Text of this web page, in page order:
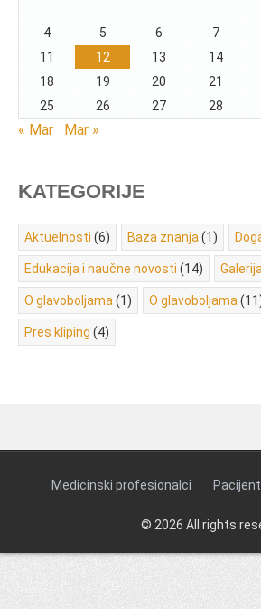
4
5 6 7
11
12 13 14
18
19 20 21
25
26 27 28
« Mar Mar »
KATEGORIJE
Aktuelnosti (6) Baza znanja (1)
Edukacija i naučne novosti (14) Galerija
O glavoboljama (1) O glavoboljama
Pres kliping (4)
Medicinski profesionalci
© 2026 All rights